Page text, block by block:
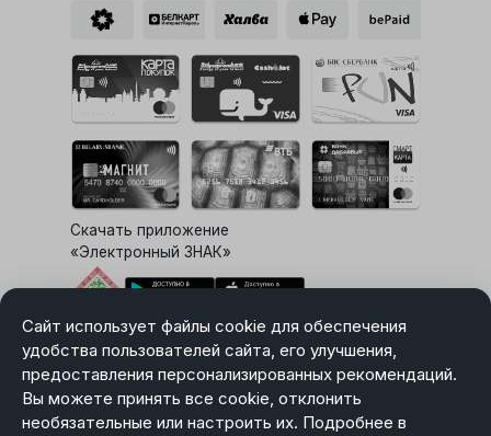
Сайт использует файлы cookie для обеспечения
удобства пользователей сайта, его улучшения,
предоставления персонализированных рекомендаций.
Вы можете принять все cookie, отклонить
необязательные или настроить их. Подробнее в
Скачать приложение
«Электронный ЗНАК»
Выбор настроек Cookie
Карта сайта